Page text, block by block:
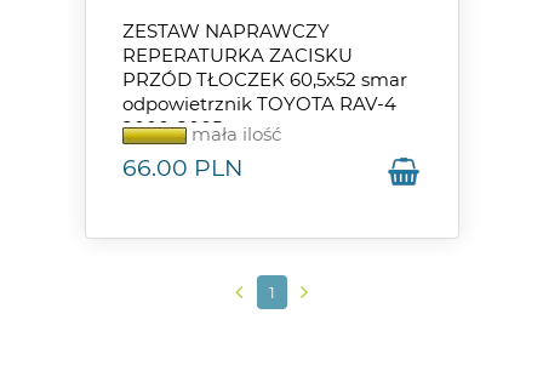
ZESTAW NAPRAWCZY
REPERATURKA ZACISKU
PRZÓD TŁOCZEK 60,5x52 smar
odpowietrznik TOYOTA RAV-4
2000-2005mała ilość
66.00 PLN
1